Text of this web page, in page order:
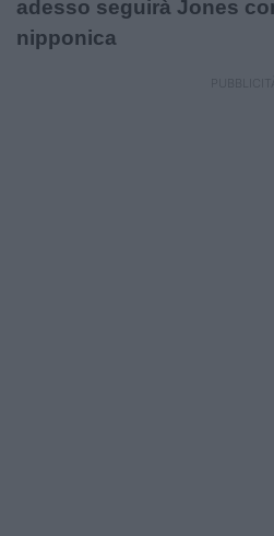
adesso seguirà Jones
nipponica